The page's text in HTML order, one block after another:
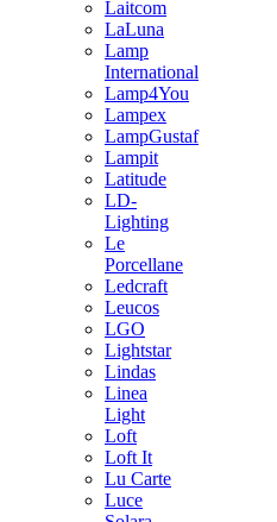
Laitcom
LaLuna
Lamp
International
Lamp4You
Lampex
LampGustaf
Lampit
Latitude
LD-
Lighting
Le
Porcellane
Ledcraft
Leucos
LGO
Lightstar
Lindas
Linea
Light
Loft
Loft It
Lu Carte
Luce